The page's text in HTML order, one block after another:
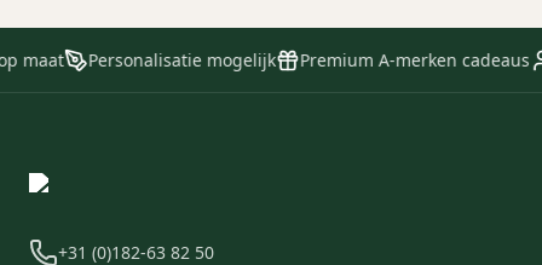
maat Personalisatie mogelijk Premium A-merken cadeaus
+31 (0)182-63 82 50